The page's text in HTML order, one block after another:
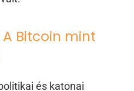
Bitcoin mint
és katonai